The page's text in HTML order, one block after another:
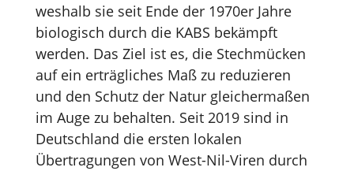
weshalb sie seit Ende der 1970er Jahre
biologisch durch die KABS bekämpft
werden. Das Ziel ist es, die Stechmücken
auf ein erträgliches Maß zu reduzieren
und den Schutz der Natur gleichermaßen
im Auge zu behalten. Seit 2019 sind in
Deutschland die ersten lokalen
Übertragungen von West-Nil-Viren durch